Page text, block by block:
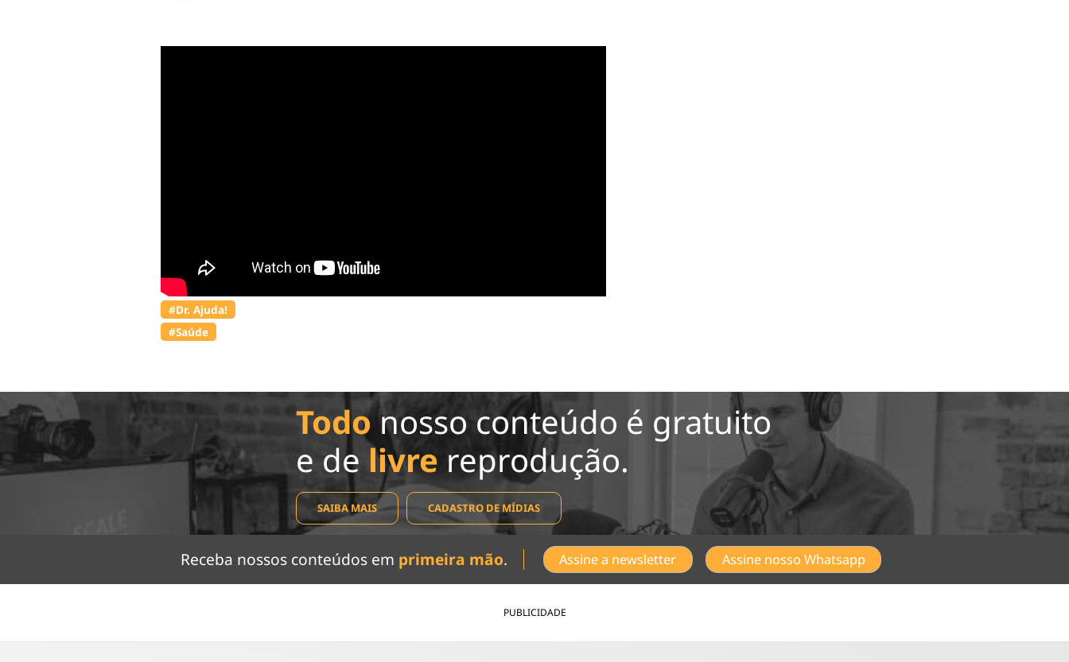
#Dr. Ajuda!
#Saúde
Todonosso conteúdo é gratuito
e de livre reprodução.
SAIBA MAIS CADASTRO DE MÍDIAS
Receba nossos conteúdos em primeira mão. Assine a newsletter Assine nosso Whatsapp
PUBLICIDADE